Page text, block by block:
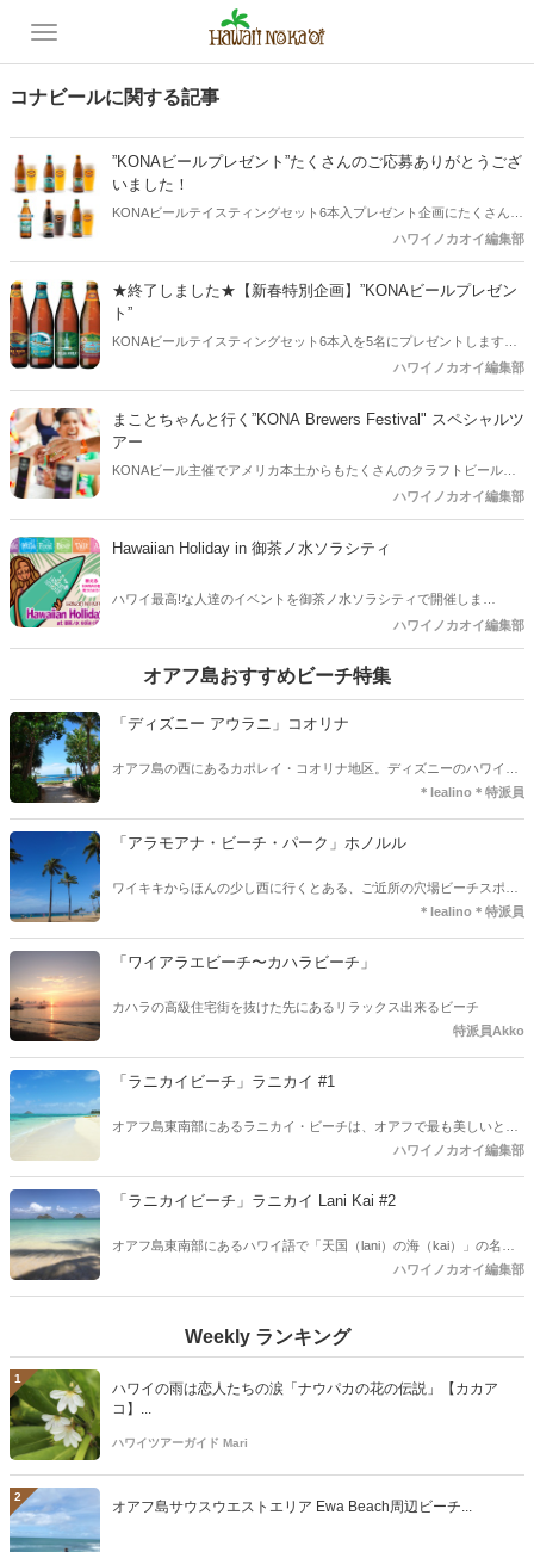
コナビールに関する記事
”KONAビールプレゼント”たくさんのご応募ありがとうござ
いました！
KONAビールテイスティングセット6本入プレゼント企画にたくさんの
ご応募いただきありがとうございました。当選者の方を発表させてい
ハワイノカオイ編集部
★終了しました★【新春特別企画】”KONAビールプレゼン
ト”
KONAビールテイスティングセット6本入を5名にプレゼントします。
《協賛：友和貿易》 外れた方の中からさらに”Hawaii NoKaOi”グッズ
ハワイノカオイ編集部
まことちゃんと行く”KONA Brewers Festival" スペシャルツ
アー
KONAビール主催でアメリカ本土からもたくさんのクラフトビールの
Brewerが出店する”KONA BREWERS FESTIVAL”が来年も3月9日(土)
ビでも人気のまとこちゃん(内野亮)のガイドで巡るスペシャルツアー
を企画しました。美味しいビールを飲んで美しいハワイ島コナを楽し
ハワイノカオイ編集部
Hawaiian Holiday in 御茶ノ水ソラシティ
ハワイ最高!な人達のイベントを御茶ノ水ソラシティで開催しま
す。”映えるHawaii”を見つけよう!! コナビールやインスタ映えするハ
ー紹介もあります。 ステージはフラやウクレレ、映像紹介も！いろい
ろなアートのワークショップも開催。たくさんのハワイを感じるスペ
ハワイノカオイ編集部
オアフ島おすすめビーチ特集
「ディズニー アウラニ」コオリナ
オアフ島の西にあるカポレイ・コオリナ地区。ディズニーのハワイリ
＊lealino＊特派員
「アラモアナ・ビーチ・パーク」ホノルル
ワイキキからほんの少し西に行くとある、ご近所の穴場ビーチスポッ
＊lealino＊特派員
「ワイアラエビーチ〜カハラビーチ」
カハラの高級住宅街を抜けた先にあるリラックス出来るビーチ
特派員Akko
「ラニカイビーチ」ラニカイ #1
オアフ島東南部にあるラニカイ・ビーチは、オアフで最も美しいとい
われる隠れ家的ビーチ。閑静な高級住宅地を抜けたところに広がるの
（lani）の海（kai）」の名前を持つように、絵画のような美しい景色
ハワイノカオイ編集部
「ラニカイビーチ」ラニカイ Lani Kai #2
オアフ島東南部にあるハワイ語で「天国（lani）の海（kai）」の名前
を持つラニカイ・ビーチ。2度目のご紹介です。今回はラニカイビー
ハワイノカオイ編集部
Weekly ランキング
1
ハワイの雨は恋人たちの涙「ナウパカの花の伝説」【カカア
コ】...
ハワイツアーガイド Mari
2
オアフ島サウスウエストエリア Ewa Beach周辺ビーチ...